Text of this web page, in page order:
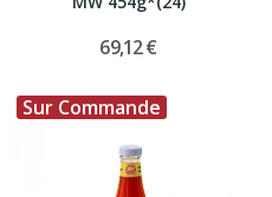
69,12 €
Sur Commande